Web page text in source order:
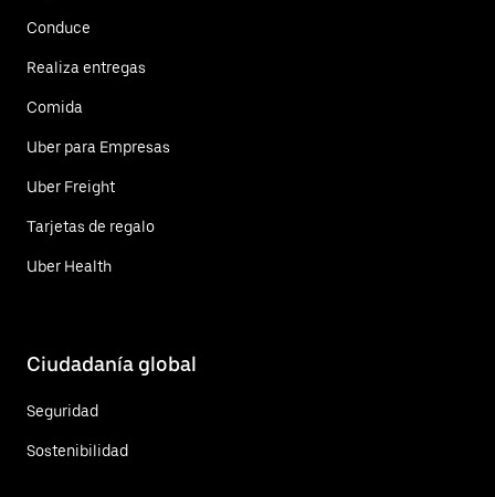
Conduce
Realiza entregas
Comida
Uber para Empresas
Uber Freight
Tarjetas de regalo
Uber Health
Ciudadanía global
Seguridad
Sostenibilidad